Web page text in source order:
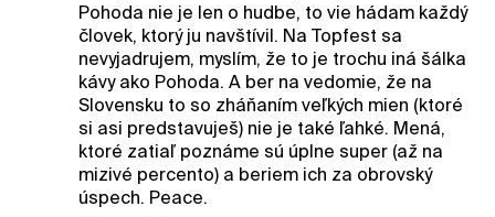
Pohoda nie je len o hudbe, to vie hádam každý
človek, ktorý ju navštívil. Na Topfest sa
nevyjadrujem, myslím, že to je trochu iná šálka
kávy ako Pohoda. A ber na vedomie, že na
Slovensku to so zháňaním veľkých mien (ktoré
si asi predstavuješ) nie je také ľahké. Mená,
ktoré zatiaľ poznáme sú úplne super (až na
mizivé percento) a beriem ich za obrovský
úspech. Peace.